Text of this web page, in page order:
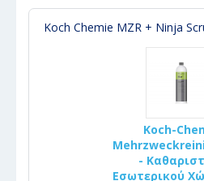
Koch Chemie MZR + Ninja
Koch-
-
Εσωτερικού